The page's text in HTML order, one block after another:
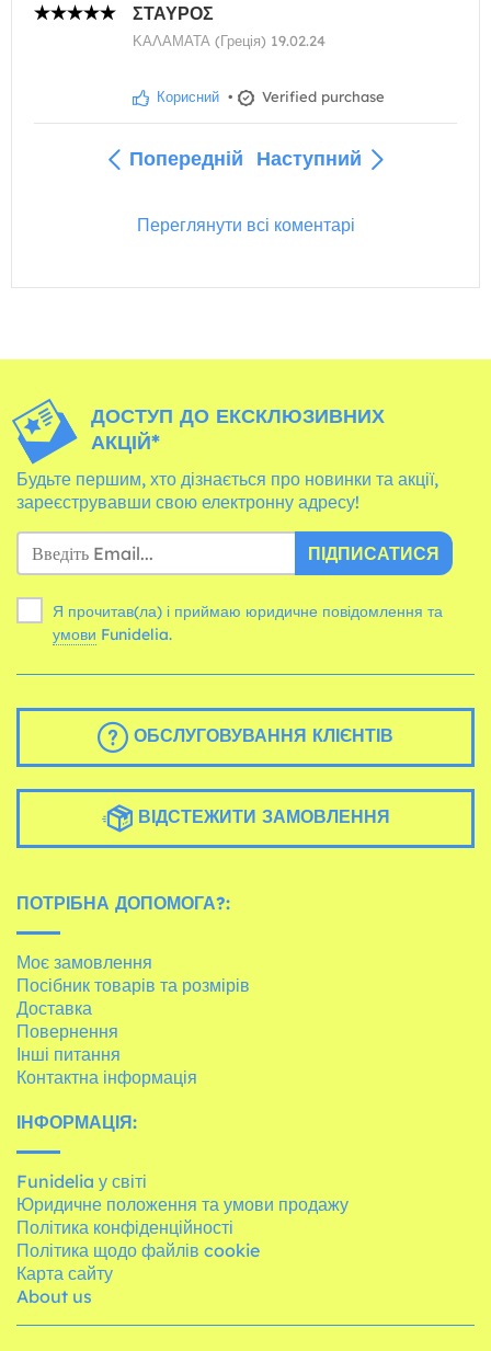
ΣΤΑΥΡΟΣ
ΚΑΛΑΜΑΤΑ (Греція) 19.02.24
Корисний • Verified purchase
Попередній Наступний
Переглянути всі коментарі
ДОСТУП ДО ЕКСКЛЮЗИВНИХ
АКЦІЙ*
Будьте першим, хто дізнається про новинки та акції,
зареєструвавши свою електронну адресу!
ПІДПИСАТИСЯ
Я прочитав(ла) і приймаю юридичне повідомлення та
умови Funidelia.
ОБСЛУГОВУВАННЯ КЛІЄНТІВ
ВІДСТЕЖИТИ ЗАМОВЛЕННЯ
ПОТРІБНА ДОПОМОГА?:
Моє замовлення
Посібник товарів та розмірів
Доставка
Повернення
Інші питання
Контактна інформація
ІНФОРМАЦІЯ:
Funidelia у світі
Юридичне положення та умови продажу
Політика конфіденційності
Політика щодо файлів cookie
Карта сайту
About us